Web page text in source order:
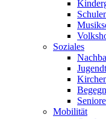
Soziales
Mobilität